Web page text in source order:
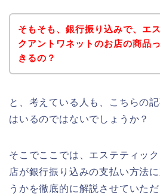
そもそも、銀行振り込みで、エ
クアントワネットのお店の商品
きるの？
と、考えている人も、こちらの
はいるのではないでしょうか？
そこでここでは、エステティッ
店が銀行振り込みの支払い方法
うかを徹底的に解説させていただ